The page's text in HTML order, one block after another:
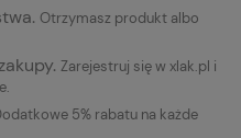
. Otrzymasz produkt albo
Zarejestruj się w xlak.pl i
5% rabatu na każde